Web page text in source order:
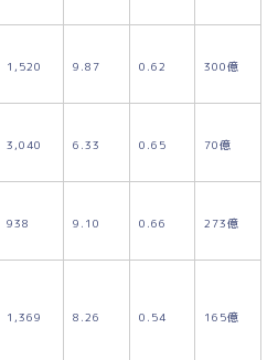
1,520 9.87 0.62 300億
3,040 6.33 0.65 70億
938 9.10 0.66 273億
1,369 8.26 0.54 165億